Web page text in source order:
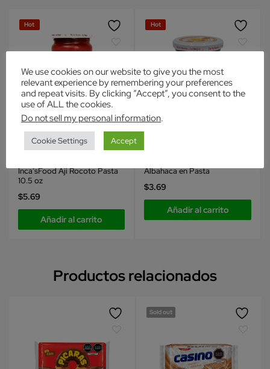
Hot
Inca's Food
Inca’sFood Aji Rocoto Pasta
10.5 oz
$5.69
Añadir al carrito
Hot
Albahaca en Pasta
$3.69
Añadir al carrito
Productos relacionados
Sold out
We use cookies on our website to give you the most
relevant experience by remembering your preferences
and repeat visits. By clicking “Accept”, you consent to the
use of ALL the cookies.
Do not sell my personal information.
Cookie Settings Accept